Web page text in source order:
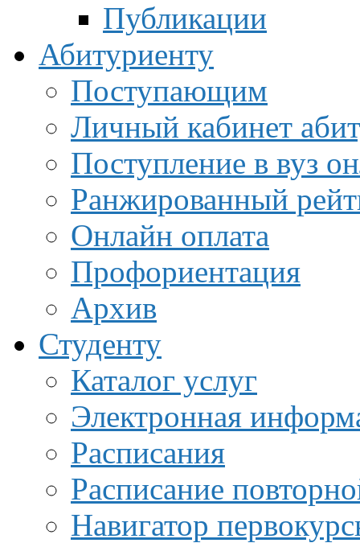
Публикации
Абитуриенту
Поступающим
Личный кабинет
Поступление в вуз
Ранжированный
Онлайн оплата
Профориентация
Архив
Студенту
Каталог услуг
Электронная
Расписания
Расписание
Навигатор